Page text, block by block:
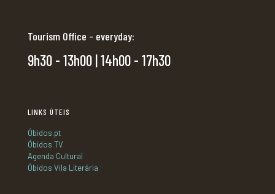
Tourism Office - everyday:
9h30 - 13h00 | 14h00 - 17h30
LINKS ÚTEIS
Óbidos.pt
Óbidos TV
Agenda Cultural
Óbidos Vila Literária